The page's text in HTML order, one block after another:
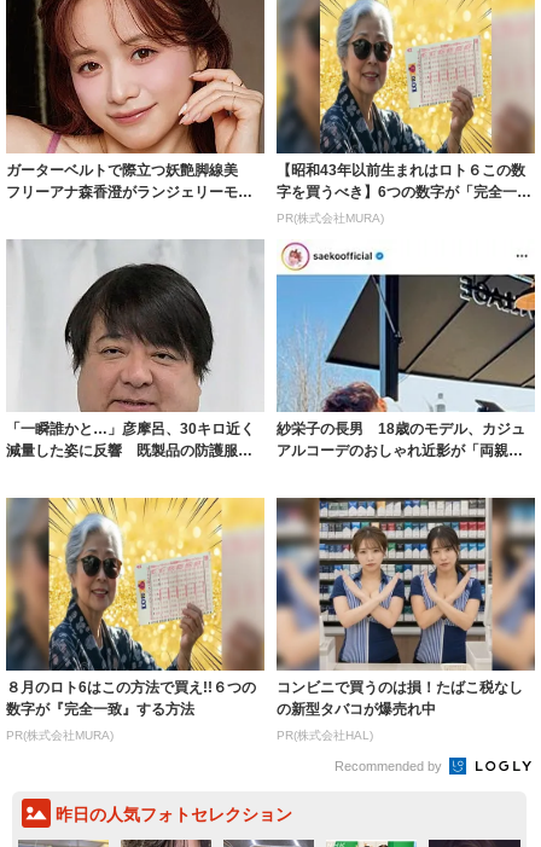
ガーターベルトで際立つ妖艶脚線美
フリーアナ森香澄がランジェリーモデ
【昭和43年以前生まれはロト６この数
字を買うべき】6つの数字が「完全一
致」する方...
PR(株式会社MURA)
「一瞬誰かと…」彦摩呂、30キロ近く
減量した姿に反響 既製品の防護服が
紗栄子の長男 18歳のモデル、カジュ
アルコーデのおしゃれ近影が「両親の
８月のロト6はこの方法で買え!!６つの
数字が『完全一致』する方法
PR(株式会社MURA)
コンビニで買うのは損！たばこ税なし
の新型タバコが爆売れ中
PR(株式会社HAL)
Recommended by
昨日の人気フォトセレクション